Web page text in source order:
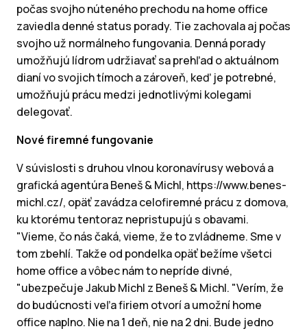
počas svojho núteného prechodu na home office
zaviedla denné status porady. Tie zachovala aj počas
svojho už normálneho fungovania. Denná porady
umožňujú lídrom udržiavať sa prehľad o aktuálnom
dianí vo svojich tímoch a zároveň, keď je potrebné,
umožňujú prácu medzi jednotlivými kolegami
delegovať.
Nové firemné fungovanie
V súvislosti s druhou vlnou koronavírusy webová a
grafická agentúra Beneš & Michl, https://www.benes-
michl.cz/, opäť zavádza celofiremné prácu z domova,
ku ktorému tentoraz nepristupujú s obavami.
"Vieme, čo nás čaká, vieme, že to zvládneme. Sme v
tom zbehlí. Takže od pondelka opäť bežíme všetci
home office a vôbec nám to nepríde divné,
"ubezpečuje Jakub Michl z Beneš & Michl. "Verím, že
do budúcnosti veľa firiem otvorí a umožní home
office naplno. Nie na 1 deň, nie na 2 dni. Bude jedno